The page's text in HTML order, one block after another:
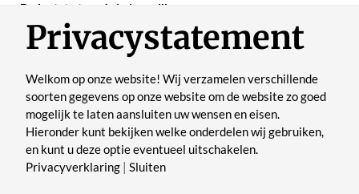
De laatste trends in je mailbox
Verstuur
Privacystatement
Welkom op onze website! Wij verzamelen verschillende
soorten gegevens op onze website om de website zo goed
mogelijk te laten aansluiten uw wensen en eisen.
Hieronder kunt bekijken welke onderdelen wij gebruiken,
en kunt u deze optie eventueel uitschakelen.
Privacyverklaring
Sluiten